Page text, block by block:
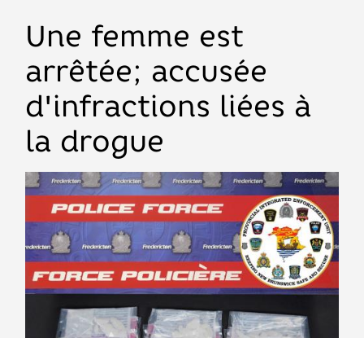
Une femme est
arrêtée; accusée
d'infractions liées à
la drogue